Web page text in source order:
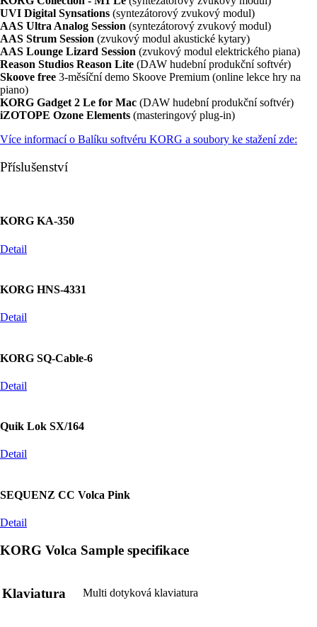
UVI Digital Synsations (syntezátorový zvukový modul)
AAS Ultra Analog Session (syntezátorový zvukový modul)
AAS Strum Session (zvukový modul akustické kytary)
AAS Lounge Lizard Session (zvukový modul elektrického piana)
Reason Studios Reason Lite (DAW hudební produkční softvér)
Skoove free 3-měsíční demo Skoove Premium (online lekce hry na
piano)
KORG Gadget 2 Le for Mac (DAW hudební produkční softvér)
iZOTOPE Ozone Elements (masteringový plug-in)
Více informací o Balíku softvéru KORG a soubory ke stažení zde:
Příslušenství
KORG KA-350
Detail
KORG HNS-4331
Detail
KORG SQ-Cable-6
Detail
Quik Lok SX/164
Detail
SEQUENZ CC Volca Pink
Detail
KORG Volca Sample specifikace
Klaviatura Multi dotyková klaviatura